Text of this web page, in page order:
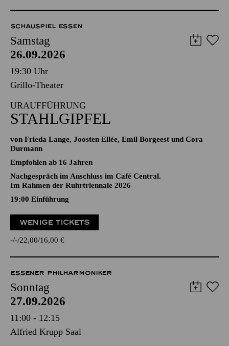
SCHAUSPIEL ESSEN
Samstag
26.09.2026
19:30 Uhr
Grillo-Theater
URAUFFÜHRUNG
STAHLGIPFEL
von Frieda Lange, Joosten Ellée, Emil Borgeest und Cora
Durmann
Empfohlen ab 16 Jahren
Nachgespräch im Anschluss im Café Central.
Im Rahmen der Ruhrtriennale 2026
19:00 Einführung
WENIGE TICKETS
- - 22,00 16,00 €
ESSENER PHILHARMONIKER
Sonntag
27.09.2026
11:00 - 12:15
Alfried Krupp Saal